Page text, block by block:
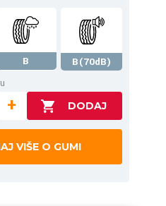
B
B(70dB)
+
VIŠE O GUMI